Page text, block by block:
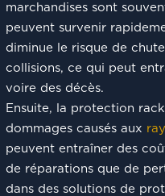
marchandises sont
peuvent survenir
diminue le risque de
collisions, ce qui peut
voire des décès.
Ensuite, la protection
dommages causés aux
peuvent entraîner des
de réparations que de
dans des solutions de